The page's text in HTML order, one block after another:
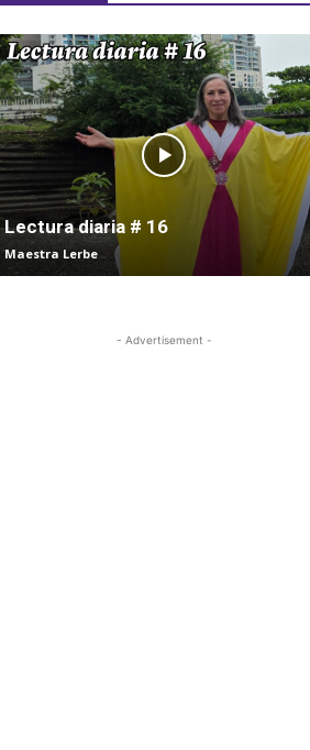
Lectura diaria # 16
Maestra Lerbe
- Advertisement -